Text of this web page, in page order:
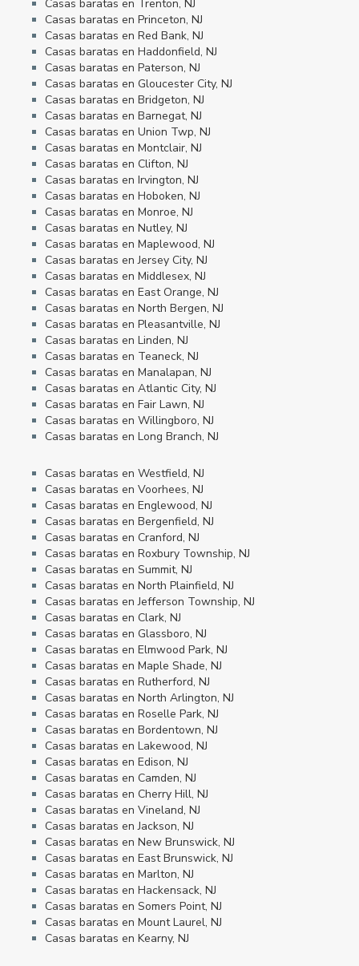
Casas baratas en Trenton, NJ
Casas baratas en Princeton, NJ
Casas baratas en Red Bank, NJ
Casas baratas en Haddonfield, NJ
Casas baratas en Paterson, NJ
Casas baratas en Gloucester City, NJ
Casas baratas en Bridgeton, NJ
Casas baratas en Barnegat, NJ
Casas baratas en Union Twp, NJ
Casas baratas en Montclair, NJ
Casas baratas en Clifton, NJ
Casas baratas en Irvington, NJ
Casas baratas en Hoboken, NJ
Casas baratas en Monroe, NJ
Casas baratas en Nutley, NJ
Casas baratas en Maplewood, NJ
Casas baratas en Jersey City, NJ
Casas baratas en Middlesex, NJ
Casas baratas en East Orange, NJ
Casas baratas en North Bergen, NJ
Casas baratas en Pleasantville, NJ
Casas baratas en Linden, NJ
Casas baratas en Teaneck, NJ
Casas baratas en Manalapan, NJ
Casas baratas en Atlantic City, NJ
Casas baratas en Fair Lawn, NJ
Casas baratas en Willingboro, NJ
Casas baratas en Long Branch, NJ
Casas baratas en Westfield, NJ
Casas baratas en Voorhees, NJ
Casas baratas en Englewood, NJ
Casas baratas en Bergenfield, NJ
Casas baratas en Cranford, NJ
Casas baratas en Roxbury Township, NJ
Casas baratas en Summit, NJ
Casas baratas en North Plainfield, NJ
Casas baratas en Jefferson Township, NJ
Casas baratas en Clark, NJ
Casas baratas en Glassboro, NJ
Casas baratas en Elmwood Park, NJ
Casas baratas en Maple Shade, NJ
Casas baratas en Rutherford, NJ
Casas baratas en North Arlington, NJ
Casas baratas en Roselle Park, NJ
Casas baratas en Bordentown, NJ
Casas baratas en Lakewood, NJ
Casas baratas en Edison, NJ
Casas baratas en Camden, NJ
Casas baratas en Cherry Hill, NJ
Casas baratas en Vineland, NJ
Casas baratas en Jackson, NJ
Casas baratas en New Brunswick, NJ
Casas baratas en East Brunswick, NJ
Casas baratas en Marlton, NJ
Casas baratas en Hackensack, NJ
Casas baratas en Somers Point, NJ
Casas baratas en Mount Laurel, NJ
Casas baratas en Kearny, NJ